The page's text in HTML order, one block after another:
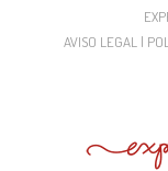
AVISO LEGAL |